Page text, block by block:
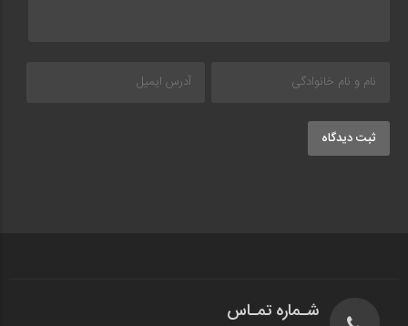
ثبت دیدگاه
شـماره تمـاس